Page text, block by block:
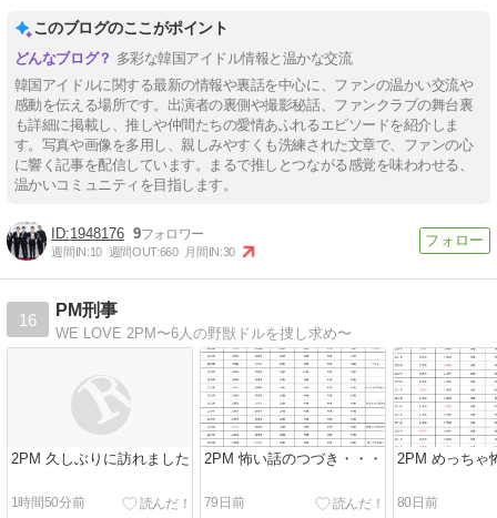
このブログのここがポイント
多彩な韓国アイドル情報と温かな交流
韓国アイドルに関する最新の情報や裏話を中心に、ファンの温かい交流や
感動を伝える場所です。出演者の裏側や撮影秘話、ファンクラブの舞台裏
も詳細に掲載し、推しや仲間たちの愛情あふれるエピソードを紹介しま
す。写真や画像を多用し、親しみやすくも洗練された文章で、ファンの心
に響く記事を配信しています。まるで推しとつながる感覚を味わわせる、
温かいコミュニティを目指します。
1948176 9
週間IN:10 週間OUT:660 月間IN:30
16
PM刑事
WE LOVE 2PM〜6人の野獣ドルを捜し求め〜
2PM 久しぶりに訪れました
1時間50分前
2PM 怖い話のつづき・・・
79日前
2PM めっちゃ
80日前